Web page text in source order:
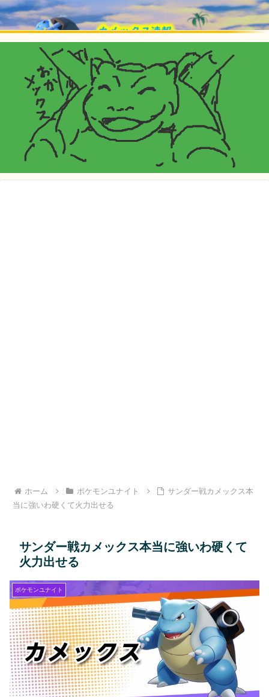
ホーム ポケモンユナイト
サンダー戦カメックス本
当に強いわ硬くて火力出せる
サンダー戦カメックス本当に強いわ硬くて
火力出せる
ポケモンユナイト